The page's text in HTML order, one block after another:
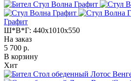
Графит
Ш*В*Г: 440x1010x550
На заказ
5 700 р.
В корзину
Хит